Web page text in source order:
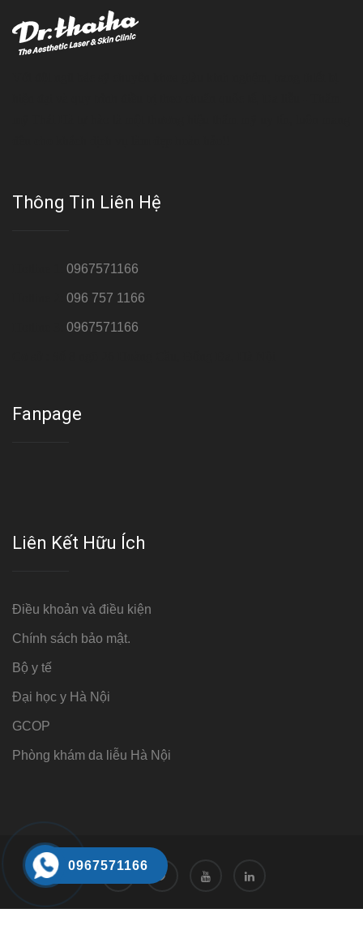
Thông Tin Liên Hệ
0967571166
096 757 1166
0967571166
Fanpage
Liên Kết Hữu Ích
Điều khoản và điều kiện
Chính sách bảo mật.
Bộ y tế
Đại học y Hà Nội
GCOP
Phòng khám da liễu Hà Nội
0967571166